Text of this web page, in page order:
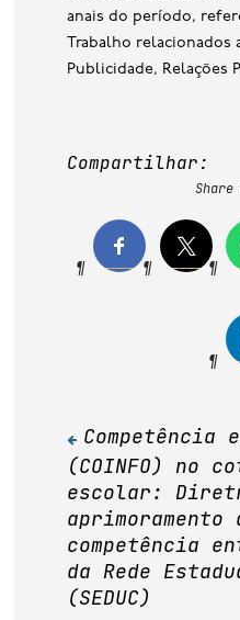
anais do período,
Trabalho relacionados
Publicidade, Relações
Compartilhar:
de
Post
Competência
(COINFO) no
escolar:
aprimoramento
competência
da Rede
(SEDUC)